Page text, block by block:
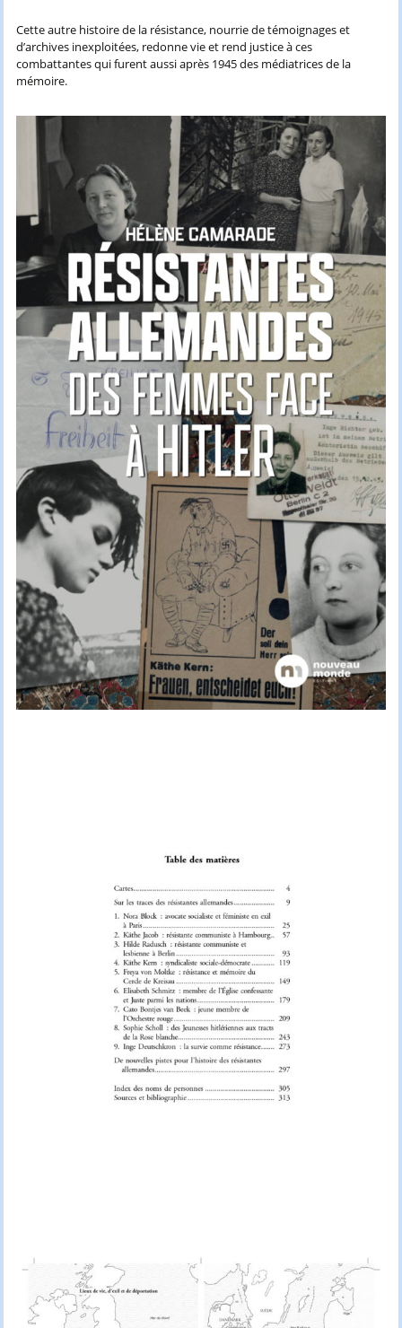
Cette autre histoire de la résistance, nourrie de témoignages et
d’archives inexploitées, redonne vie et rend justice à ces
combattantes qui furent aussi après 1945 des médiatrices de la
mémoire.